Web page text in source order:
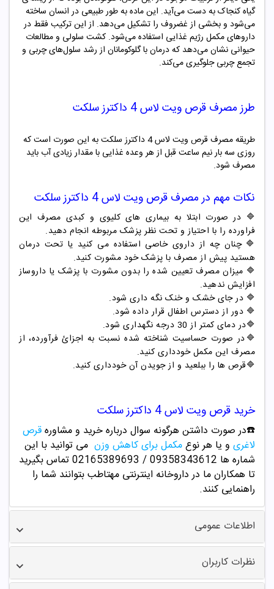
گیاه کنجاک به دست می‌آید. این ماده به طور طبیعی در انسان ساخته
می‌شود و بخشی از غضروف را تشکیل می‌دهد. از این ترکیب فقط در
داروهای مکمل رژیم غذایی استفاده می‌شود. کشت سلولی و مطالعات
حیوانی نشان می‌دهد که درمان با گلوکومانان از رشد سلول‌های چربی و
تجمع چربی جلوگیری می‌کند.
طرز مصرف قرص ویت لاس 4 داکترز سلکت
طریقه مصرف قرص ویت لاس 4 داکترز سلکت به این صورت است که
روزی سه بار نیم ساعت قبل از هر وعده غذایی با مقدار زیادی آب باید
مصرف شود.
نکات مهم در مصرف قرص ویت لاس 4 داکترز سلکت
🔷 در صورت ابتلا به بیماری های کلیوی و کبدی مصرف این
فراورده را با احتیاز و تحت نظر پزشک مربوطه انجام دهید.
🔷 چنان چه از داروی خاصی استفاده می کنید یا تحت درمان
هستید پیش از مصرف با پزشک خود مشورت کنید.
🔷 میزان مصرف تعیین شده را بدون مشورت با پزشک یا داروساز
افزایش ندهید.
🔷 در جای خشک و خنک نگه داری شود.
🔷 دور از دسترس اطفال قرار داده شود.
🔷در دمای کمتر از 30 درجه نگهداری شود.
🔷در صورت حساسیت شناخته شده نسبت به اجزائ فرآورده، از
مصرف این مکمل خودداری کنید.
🔷قرص ها را ببلعید و از جویدن آن خودداری کنید.
خرید قرص ویت لاس 4 داکترز سلکت
☎️در صورت داشتن هرگونه سوال درباره خرید ومشاورهقرص
لاغری و یا هر نوعمکمل برای کاهش وزن می توانید با این
شماره ها 09358343612 / 02165389693
تماس بگیرید
تا همکاران ما در داروخانه اینترنتی مهتاطب بتوانند شما را
راهنمایی کنند.
اطلاعات عمومی
نظرات کاربران